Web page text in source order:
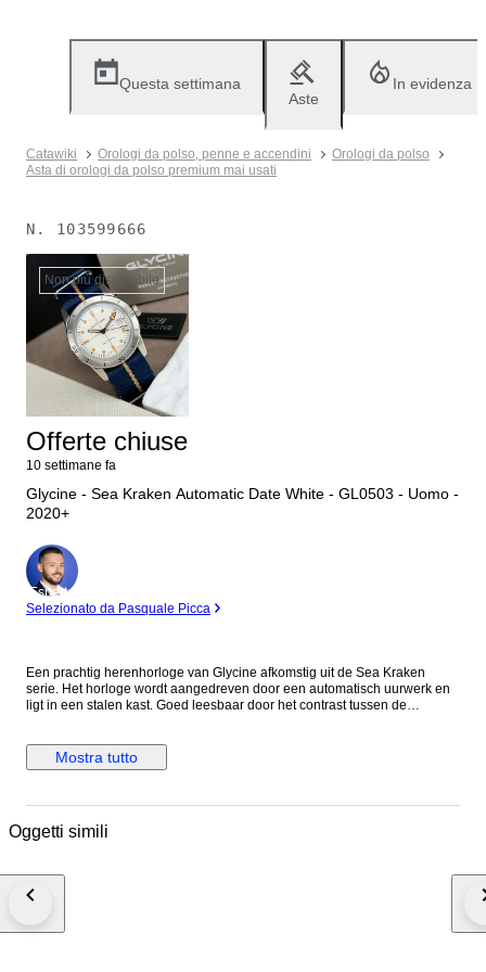
Questa settimana
Aste
In evidenza
Catawiki Orologi da polso, penne e accendini
Orologi da polso
Asta di orologi da polso premium mai usati
N. 103599666
Non più disponibile
Offerte chiuse
10 settimane fa
Glycine - Sea Kraken Automatic Date White - GL0503 - Uomo -
2020+
Esperto
Selezionato da Pasquale Picca
Een prachtig herenhorloge van Glycine afkomstig uit de Sea Kraken
serie. Het horloge wordt aangedreven door een automatisch uurwerk en
ligt in een stalen kast. Goed leesbaar door het contrast tussen de
achterzijde. Het glas is van saffier. Het horloge ligt op een comfortabele
nylon horlogeband. Wordt geleverd incl. getoonde (blanco) documenten.
kroon. glas: saffier kroon: schroefkroon lengte band: ca. 20 cm. Leeftijd:
omschrijving.
Mostra tutto
Oggetti simili